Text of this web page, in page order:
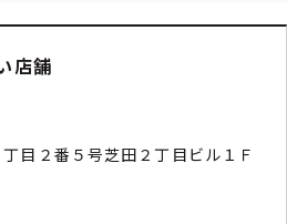
店舗
目２番５号芝田２丁目ビル１Ｆ